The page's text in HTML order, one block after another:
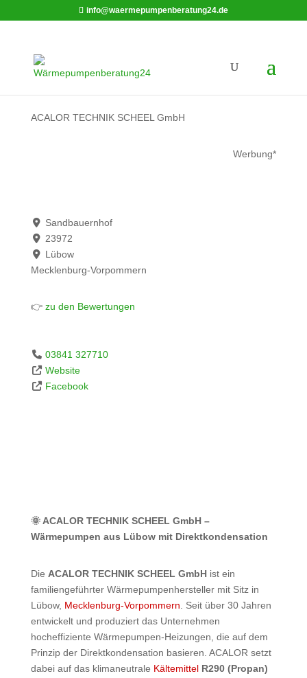
info@waermepumpenberatung24.de
ACALOR TECHNIK SCHEEL GmbH
Werbung*
Sandbauernhof
23972
Lübow
Mecklenburg-Vorpommern
👉zu den Bewertungen
03841 327710
Website
Facebook
🌞 ACALOR TECHNIK SCHEEL GmbH –
Wärmepumpen aus Lübow mit Direktkondensation
Die ACALOR TECHNIK SCHEEL GmbHist ein
familiengeführter Wärmepumpenhersteller mit Sitz in
Lübow, Mecklenburg-Vorpommern . Seit über 30 Jahren
entwickelt und produziert das Unternehmen
hocheffiziente Wärmepumpen-Heizungen, die auf dem
Prinzip der Direktkondensation basieren. ACALOR setzt
dabei auf das klimaneutrale Kältemittel R290 (Propan)